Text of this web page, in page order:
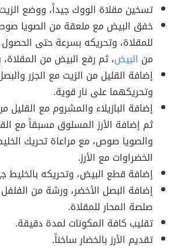
تسخين مقلاة الووك جيداً، ووضع
خفق البيض مع ملعقة من الصويا
للمقلاة، وتحريكه بسرعة حتى
من البيض، ثم رفع البيض من
إضافة القليل من الزيت مع الجزر
وتحريكهما على نار قوية.
إضافة البازيلاء والمشروم مع
ثم إضافة الأرز المسلوق مسبقاً مع
والصويا صوص، مع مراعاة تحريك
الخضراوات مع الأرز.
إضافة قطع البيض، وتحريكه بالخليط
إضافة البصل الأخضر، ورشة من
صلصة المحار للمقلاة.
تقليب كافة المكونات لمدة دقيقة.
تقديم الأرز بالخضار ساخناً.